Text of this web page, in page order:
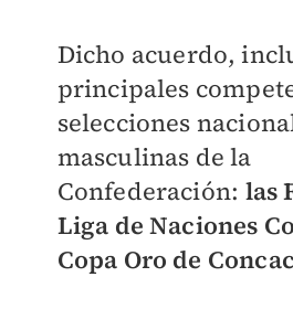
Dicho acuerdo,
principales
selecciones
masculinas de la
Confederación: las
Liga de Naciones
Copa Oro de